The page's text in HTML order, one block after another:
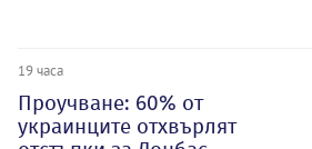
19 часа
Проучване: 60% от
украинците отхвърлят